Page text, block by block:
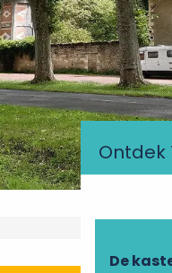
Ontdek
De
en